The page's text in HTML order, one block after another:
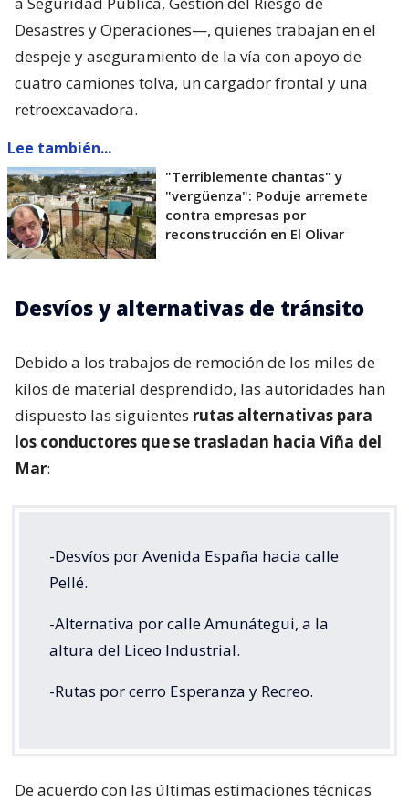
Desastres y Operaciones—, quienes trabajan en el
despeje y aseguramiento de la vía con apoyo de
cuatro camiones tolva, un cargador frontal y una
retroexcavadora.
Lee también...
"Terriblemente chantas" y
"vergüenza": Poduje arremete
contra empresas por
reconstrucción en El Olivar
Desvíos y alternativas de tránsito
Debido a los trabajos de remoción de los miles de
kilos de material desprendido, las autoridades han
dispuesto las siguientes rutas alternativas para
los conductores que se trasladan hacia Viña del
Mar:
-Desvíos por Avenida España hacia calle
Pellé.
-Alternativa por calle Amunátegui, a la
altura del Liceo Industrial.
-Rutas por cerro Esperanza y Recreo.
De acuerdo con las últimas estimaciones técnicas